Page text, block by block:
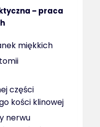
– praca
miękkich
części
kości klinowej
nerwu